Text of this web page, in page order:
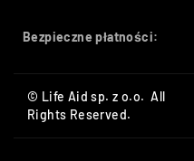
Bezpieczne płatności:
© Life Aid sp. z o.o. All
Rights Reserved.